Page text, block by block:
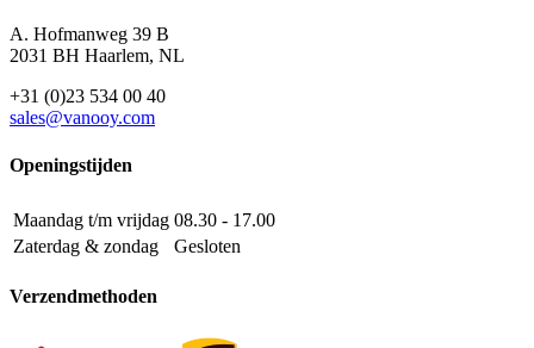
A. Hofmanweg 39 B
2031 BH Haarlem, NL
+31 (0)23 534 00 40
sales@vanooy.com
Openingstijden
Maandag t/m vrijdag 08.30 - 17.00
Zaterdag & zondag
Gesloten
Verzendmethoden